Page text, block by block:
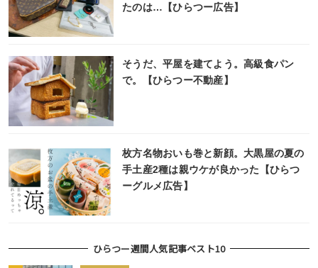
たのは…【ひらつー広告】
そうだ、平屋を建てよう。高級食パン
で。【ひらつー不動産】
枚方名物おいも巻と新顔。大黒屋の夏の
手土産2種は親ウケが良かった【ひらつ
ーグルメ広告】
ひらつー週間人気記事ベスト10